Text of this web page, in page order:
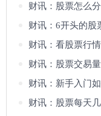
财讯：股票怎么
财讯：6开头的股
财讯：看股票行
财讯：股票交易
财讯：新手入门
财讯：股票每天